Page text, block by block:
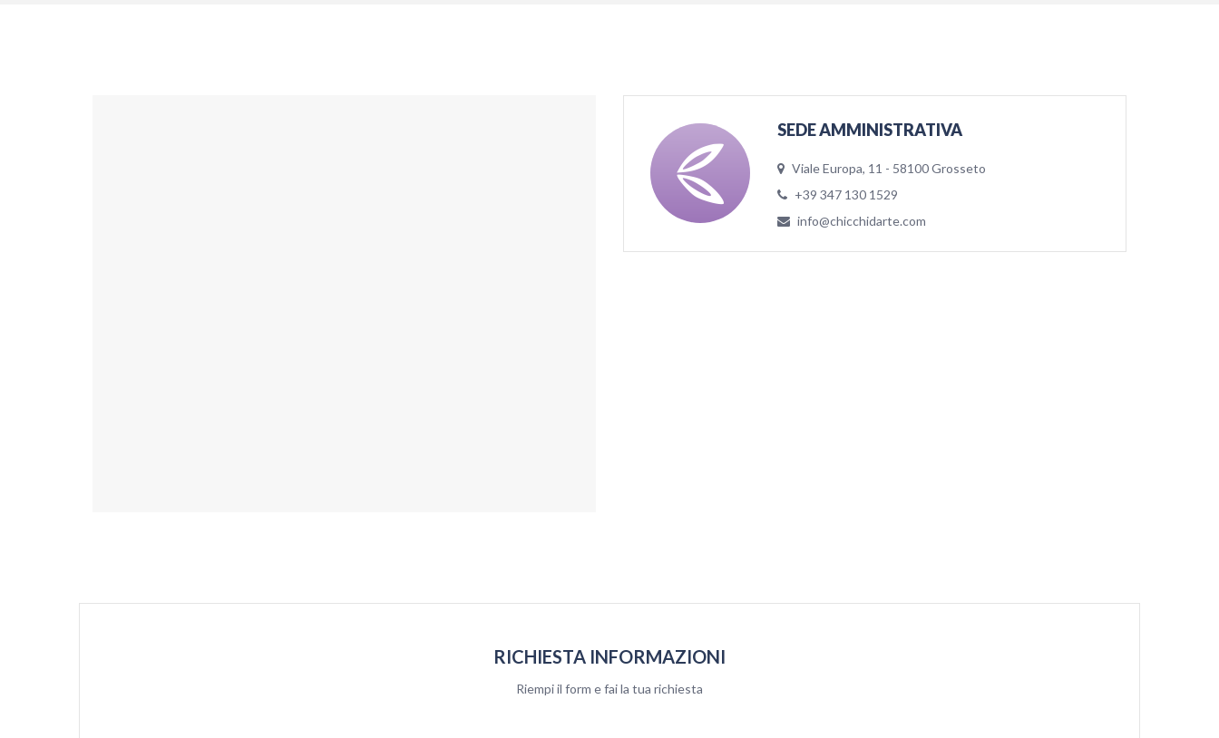
SEDE AMMINISTRATIVA
Viale Europa, 11 - 58100 Grosseto
+39 347 130 1529
info@chicchidarte.com
RICHIESTA INFORMAZIONI
Riempi il form e fai la tua richiesta